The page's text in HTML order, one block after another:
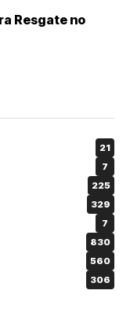
Resgate no
21
7
225
329
7
830
560
306